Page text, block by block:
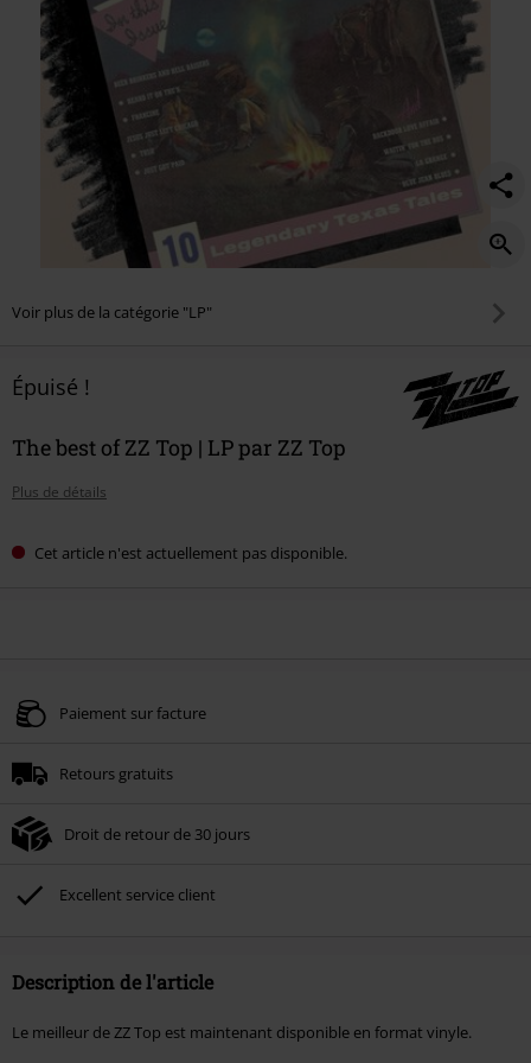
Voir plus de la catégorie "LP"
Épuisé !
The best of ZZ Top | LP par ZZ Top
Plus de détails
Cet article n'est actuellement pas disponible.
Paiement sur facture
Retours gratuits
Droit de retour de 30 jours
Excellent service client
Description de l'article
Le meilleur de ZZ Top est maintenant disponible en format vinyle.